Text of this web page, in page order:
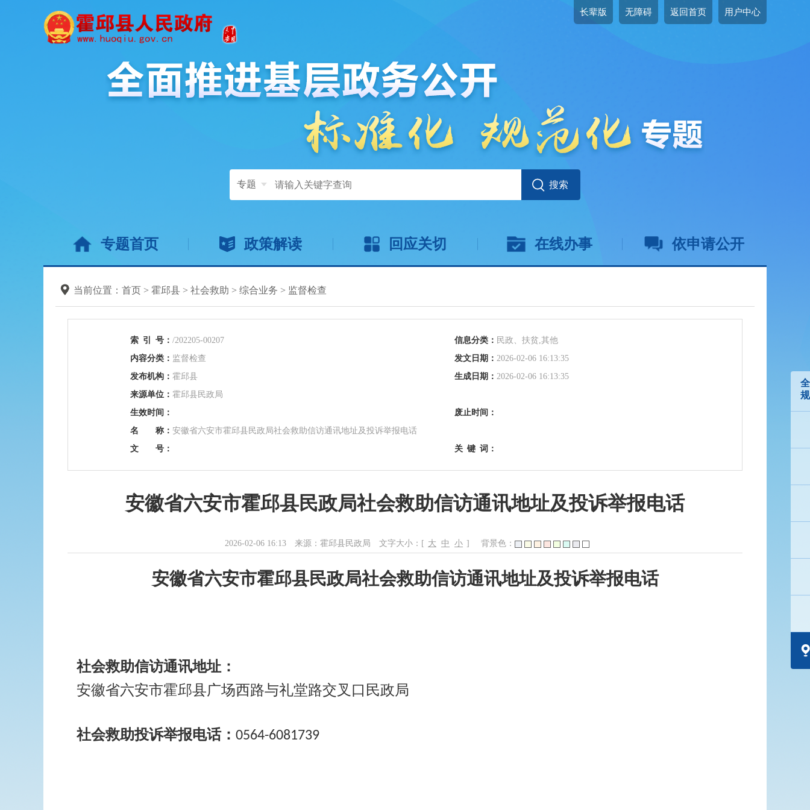
长辈版 无障碍 返回首页 用户中心
专题
专题首页 政策解读 回应关切 在线办事 依申请公开
当前位置： 首页 > 霍邱县 > 社会救助 > 综合业务 > 监督检查
索 引 号： /202205-00207 信息分类： 民政、扶贫,其他
内容分类： 监督检查 发文日期： 2026-02-06 16:13:35
发布机构： 霍邱县 生成日期： 2026-02-06 16:13:35
来源单位： 霍邱县民政局
生效时间：
废止时间：
名 称： 安徽省六安市霍邱县民政局社会救助信访通讯地址及投诉举报电话
文 号：
关 键 词：
安徽省六安市霍邱县民政局社会救助信访通讯地址及投诉举报电话
2026-02-06 16:13 来源：霍邱县民政局 文字大小：[ 大 中 小 ] 背景色：
安徽省六安市霍邱县民政局社会救助信访通讯地址及投诉举报电话
社会救助信访通讯地址：
安徽省六安市霍邱县广场西路与礼堂路交叉口民政局
社会救助投诉举报电话： 0564-6081739